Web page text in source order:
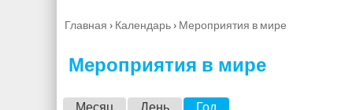
Вы
Главная › Календарь› Мероприятия в мире
Мероприятия в мире